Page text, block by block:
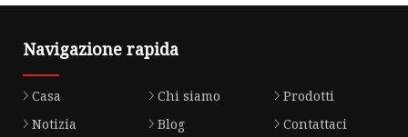
Navigazione rapida
Casa Chi siamo
Prodotti
Notizia
Blog
Contattaci